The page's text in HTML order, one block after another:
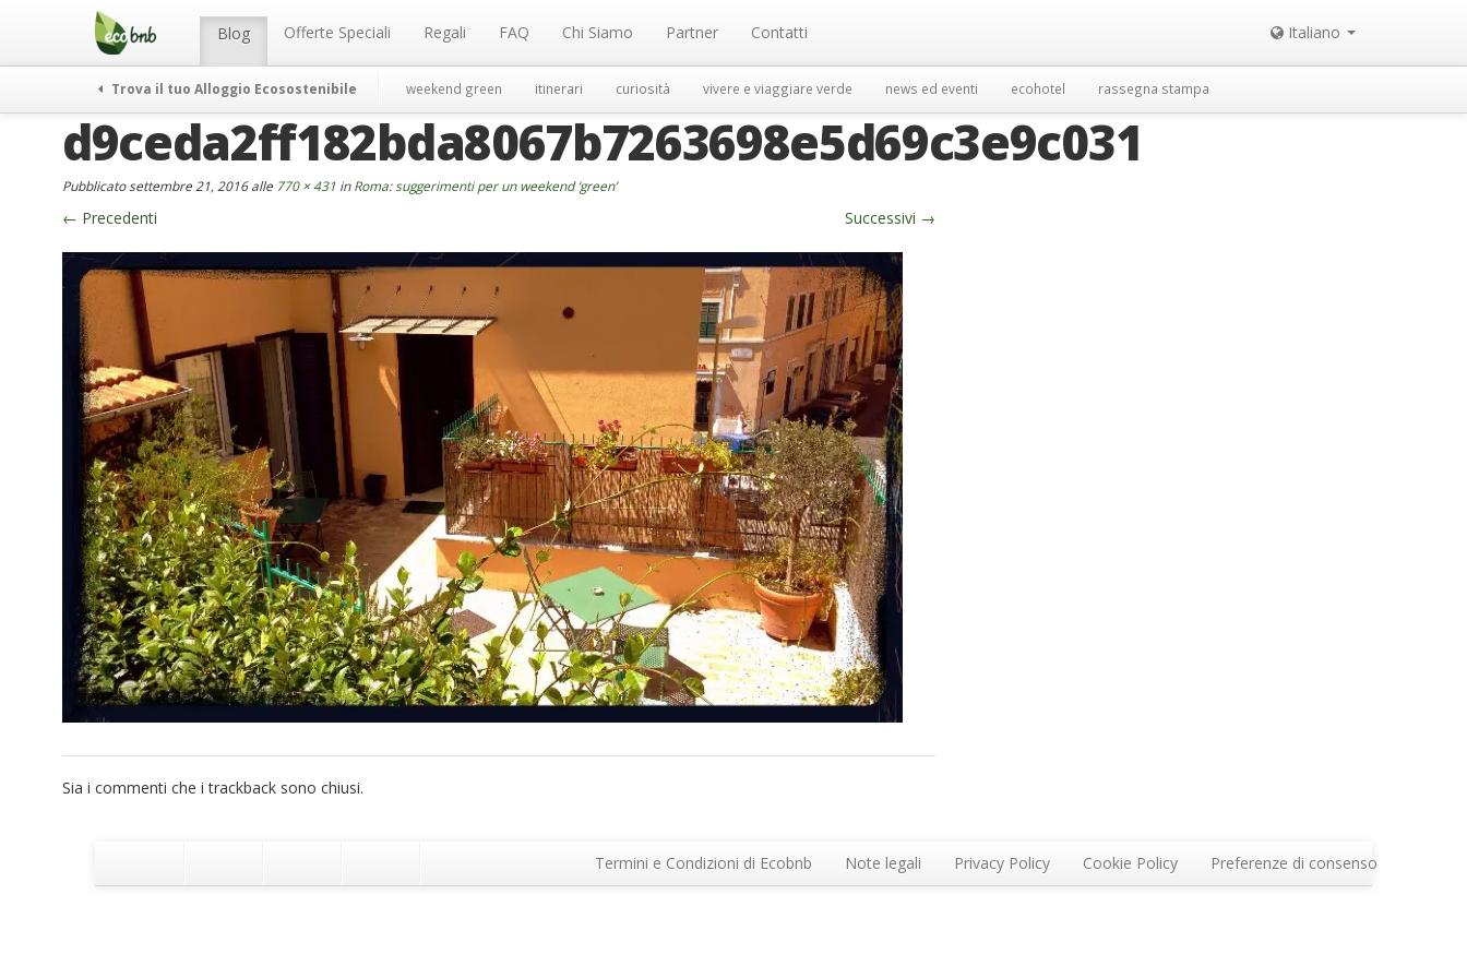
Menu Blog Offerte Speciali Regali FAQ Chi Siamo Partner Contatti Italiano
Trova il tuo Alloggio Ecosostenibile weekend green itinerari curiosità vivere e viaggiare verde news ed eventi ecohotel rassegna stampa
d9ceda2ff182bda8067b7263698e5d69c3e9c031
Pubblicatosettembre 21, 2016alle 770 × 431 inRoma: suggerimenti per un weekend ‘green’
← Precedenti Successivi →
Sia i commenti che i trackback sono chiusi.
Termini e Condizioni di Ecobnb Note legali Privacy Policy Cookie Policy Preferenze di consenso